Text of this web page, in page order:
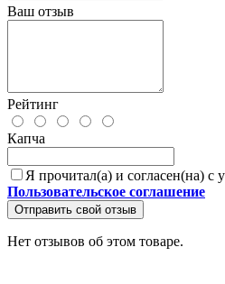
Ваш отзыв
Рейтинг
Капча
Я прочитал(а) и согласен(на) с
Пользовательское соглашение
Отправить свой отзыв
Нет отзывов об этом товаре.